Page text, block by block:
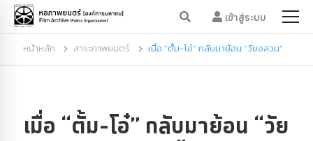
เข้าสู่ระบบ
หน้าหลัก สาระภาพยนตร์ เมื่อ “ตั้ม-โอ๋” กลับมาย้อน “วัยอลวน”
เมื่อ “ตั้ม-โอ๋” กลับมาย้อน “วัย